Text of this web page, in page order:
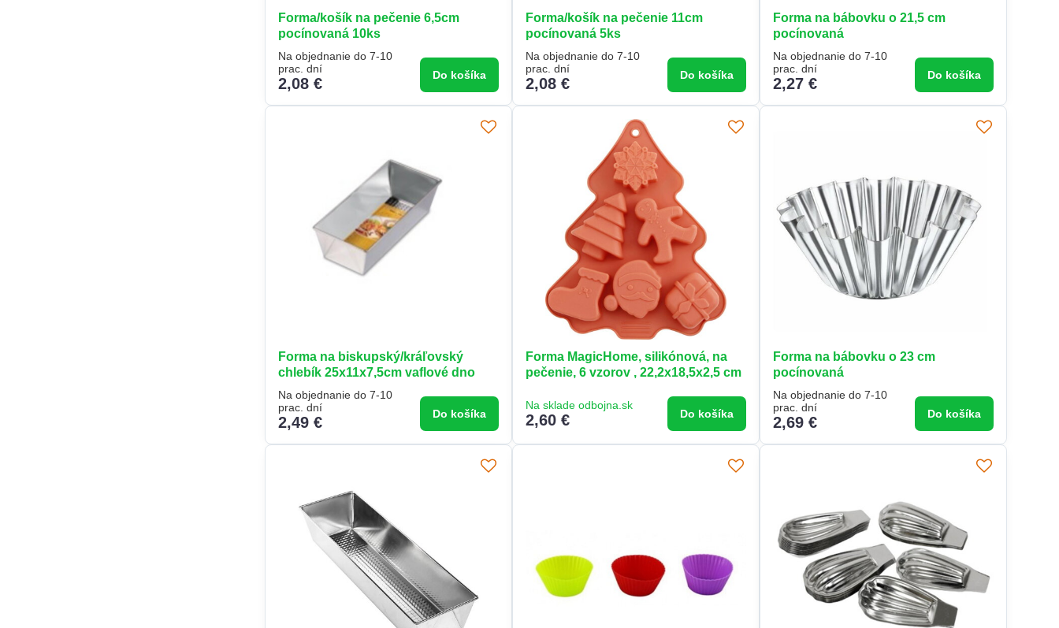
Forma/košík na pečenie 6,5cm
pocínovaná 10ks
Na objednanie do 7-10
prac. dní
2,08 € Do košíka
Forma/košík na pečenie 11cm
pocínovaná 5ks
Na objednanie do 7-10
prac. dní
2,08 € Do košíka
Forma na bábovku o 21,5 cm
pocínovaná
Na objednanie do 7-10
prac. dní
2,27 € Do košíka
Forma na biskupský/kráľovský
chlebík 25x11x7,5cm vaflové dno
Na objednanie do 7-10
prac. dní
2,49 € Do košíka
Forma MagicHome, silikónová, na
pečenie, 6 vzorov , 22,2x18,5x2,5 cm
Na sklade odbojna.sk
2,60 € Do košíka
Forma na bábovku o 23 cm
pocínovaná
Na objednanie do 7-10
prac. dní
2,69 € Do košíka